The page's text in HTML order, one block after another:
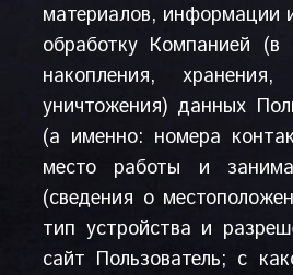
материалов, информации
обработку Компанией
накопления, хранения,
уничтожения) данных
(а именно: номера
место работы и
(сведения о
тип устройства и
сайт Пользователь; с